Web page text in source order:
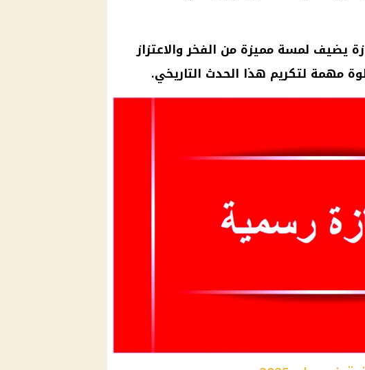
يضيف لمسة مميزة من الفخر والاعتزاز
مهمة لتكريم هذا الحدث التاريخي.